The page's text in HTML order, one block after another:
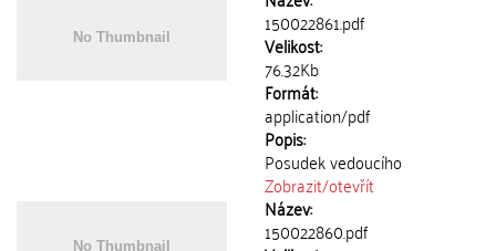
150022861.pdf
Velikost:
76.32Kb
Formát:
application/pdf
Popis:
Posudek vedoucího
Zobrazit/otevřít
Název:
150022860.pdf